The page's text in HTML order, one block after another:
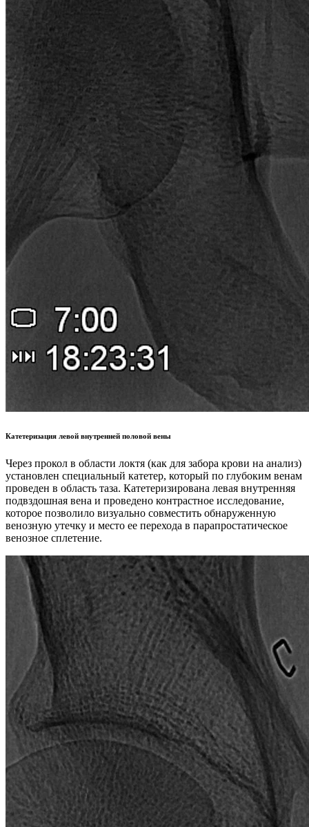
Катетеризация левой внутренней половой вены
Через прокол в области локтя (как для забора крови на анализ)
установлен специальный катетер, который по глубоким венам
проведен в область таза. Катетеризирована левая внутренняя
подвздошная вена и проведено контрастное исследование,
которое позволило визуально совместить обнаруженную
венозную утечку и место ее перехода в парапростатическое
венозное сплетение.